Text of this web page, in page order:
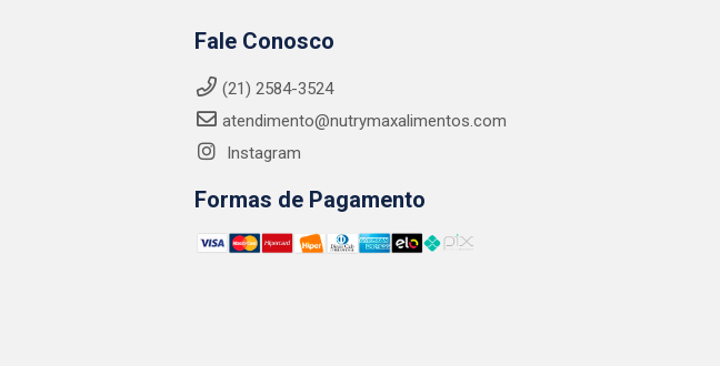
Fale Conosco
(21) 2584-3524
atendimento@nutrymaxalimentos.com
Instagram
Formas de Pagamento